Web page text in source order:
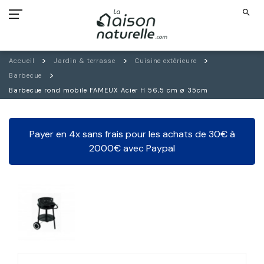
search
Accueil Jardin & terrasse
Cuisine extérieure
Barbecue
Barbecue rond mobile FAMEUX Acier H 56,5 cm ø 35cm
Payer en 4x sans frais pour les achats de 30€ à
2000€ avec Paypal